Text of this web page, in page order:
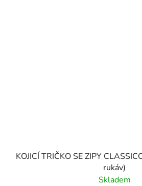
KOJICÍ TRIČKO SE ZIPY
rukáv)
Skladem